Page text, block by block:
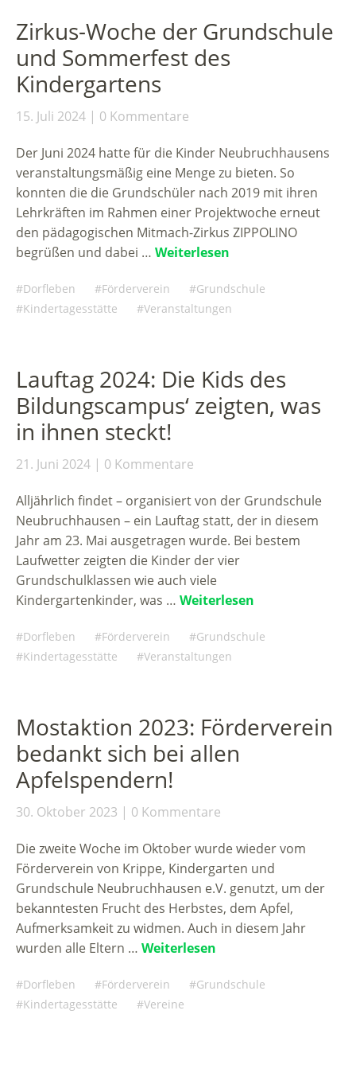
Zirkus-Woche der Grundschule
und Sommerfest des
Kindergartens
15. Juli 2024 0 Kommentare
Der Juni 2024 hatte für die Kinder Neubruchhausens
veranstaltungsmäßig eine Menge zu bieten. So
konnten die die Grundschüler nach 2019 mit ihren
Lehrkräften im Rahmen einer Projektwoche erneut
den pädagogischen Mitmach-Zirkus ZIPPOLINO
begrüßen und dabei … Weiterlesen
Dorfleben Förderverein
Grundschule
Kindertagesstätte
Veranstaltungen
Lauftag 2024: Die Kids des
Bildungscampus‘ zeigten, was
in ihnen steckt!
21. Juni 2024 0 Kommentare
Alljährlich findet – organisiert von der Grundschule
Neubruchhausen – ein Lauftag statt, der in diesem
Jahr am 23. Mai ausgetragen wurde. Bei bestem
Laufwetter zeigten die Kinder der vier
Grundschulklassen wie auch viele
Kindergartenkinder, was … Weiterlesen
Dorfleben Förderverein
Grundschule
Kindertagesstätte
Veranstaltungen
Mostaktion 2023: Förderverein
bedankt sich bei allen
Apfelspendern!
30. Oktober 2023 0 Kommentare
Die zweite Woche im Oktober wurde wieder vom
Förderverein von Krippe, Kindergarten und
Grundschule Neubruchhausen e.V. genutzt, um der
bekanntesten Frucht des Herbstes, dem Apfel,
Aufmerksamkeit zu widmen. Auch in diesem Jahr
wurden alle Eltern … Weiterlesen
Dorfleben Förderverein
Grundschule
Kindertagesstätte
Vereine